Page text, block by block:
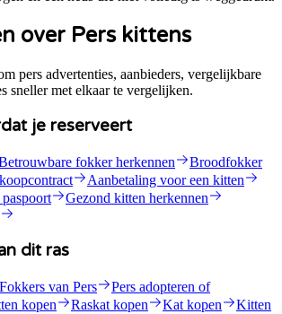
over Pers kittens
pers advertenties, aanbieders, vergelijkbare
sneller met elkaar te vergelijken.
je reserveert
fokker herkennen
Broodfokker
Aanbetaling voor een kitten
Gezond kitten herkennen
dit ras
Fokkers van Pers
Pers adopteren of
kopen Raskat kopen Kat kopen
Kitten